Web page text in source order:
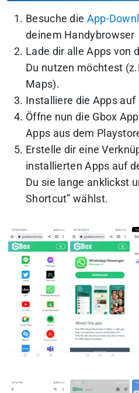
Besuche die App-
deinem Handybrowser
Lade dir alle Apps von
Du nutzen möchtest
Maps).
Installiere die Apps
Öffne nun die Gbox
Apps aus dem
Erstelle dir eine
installierten Apps auf
Du sie lange anklickst
Shortcut” wählst.